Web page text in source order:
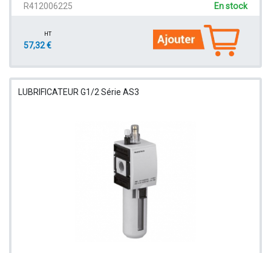
R412006225 En stock
HT
57,32 €
LUBRIFICATEUR G1/2 Série AS3